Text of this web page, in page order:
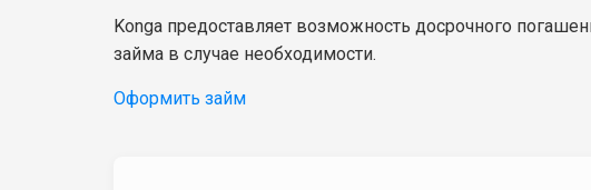
Konga предоставляет возможность досрочного
займа в случае необходимости.
Оформить займ